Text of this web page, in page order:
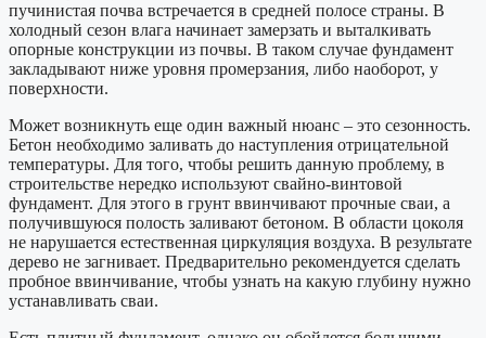
пучинистая почва встречается в средней полосе страны. В
холодный сезон влага начинает замерзать и выталкивать
опорные конструкции из почвы. В таком случае фундамент
закладывают ниже уровня промерзания, либо наоборот, у
поверхности.
Может возникнуть еще один важный нюанс – это сезонность.
Бетон необходимо заливать до наступления отрицательной
температуры. Для того, чтобы решить данную проблему, в
строительстве нередко используют свайно-винтовой
фундамент. Для этого в грунт ввинчивают прочные сваи, а
получившуюся полость заливают бетоном. В области цоколя
не нарушается естественная циркуляция воздуха. В результате
дерево не загнивает. Предварительно рекомендуется сделать
пробное ввинчивание, чтобы узнать на какую глубину нужно
устанавливать сваи.